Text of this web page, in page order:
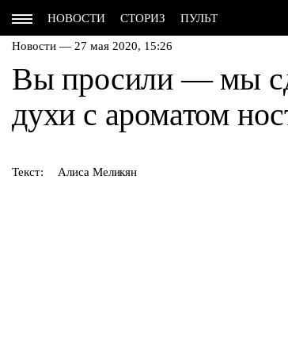
НОВОСТИ СТОРИЗ ПУЛЬТ
Новости — 27 мая 2020, 15:26
Вы просили — мы
духи с ароматом
Текст: Алиса Меликян